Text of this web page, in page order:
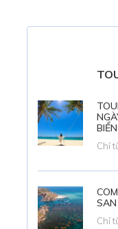
Chỉ
Chỉ
ưu đãi với biển xanh
biển Kỳ Co, Eo Gió,
lịch Quy Nhơn đều
mực đêm cực mới lạ
thấu hiểu, học hỏi
thưởng thức tại bè